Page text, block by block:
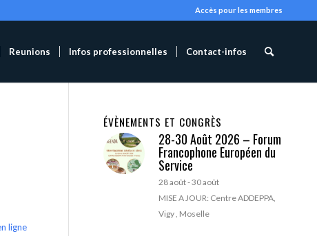
Accès pour les membres
Reunions Infos professionnelles Contact-infos
ligne
ÉVÈNEMENTS ET CONGRÈS
28-30 Août 2026 – Forum
Francophone Européen du
Service
28 août-30 août
MISE A JOUR: Centre ADDEPPA,
Vigy , Moselle